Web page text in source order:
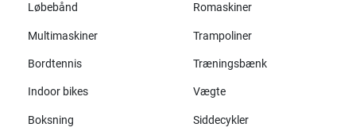
Løbebånd Romaskiner
Multimaskiner Trampoliner
Bordtennis Træningsbænk
Indoor bikes Vægte
Boksning Siddecykler